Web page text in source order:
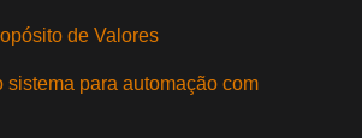
de Valores
sistema para automação com